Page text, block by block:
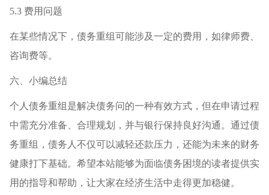
5.3 费用问题
在某些情况下，债务重组可能涉及一定的费用，如律师费、
咨询费等。
六、小编总结
个人债务重组是解决债务问的一种有效方式，但在申请过程
中需充分准备、合理规划，并与银行保持良好沟通。通过债
务重组，债务人不仅可以减轻还款压力，还能为未来的财务
健康打下基础。希望本站能够为面临债务困境的读者提供实
用的指导和帮助，让大家在经济生活中走得更加稳健。